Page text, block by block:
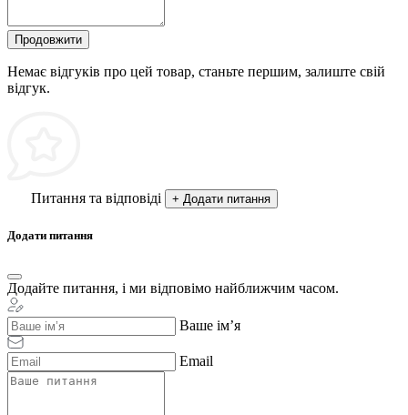
Продовжити
Немає відгуків про цей товар, станьте першим, залиште свій
відгук.
Питання та відповіді + Додати питання
Додати питання
Додайте питання, і ми відповімо найближчим часом.
Ваше ім’я
Email